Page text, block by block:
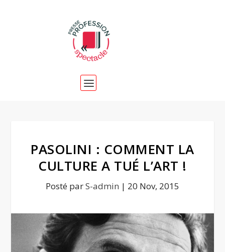
PASOLINI : COMMENT LA
CULTURE A TUÉ L’ART !
Posté parS-admin | 20 Nov, 2015